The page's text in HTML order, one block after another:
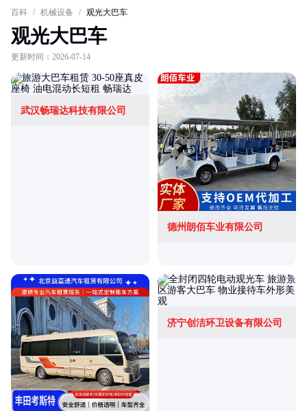
百科 / 机械设备 / 观光大巴车
观光大巴车
更新时间：2026-07-14
武汉畅瑞达科技有限公司
德州朗佰车业有限公司
济宁创洁环卫设备有限公司